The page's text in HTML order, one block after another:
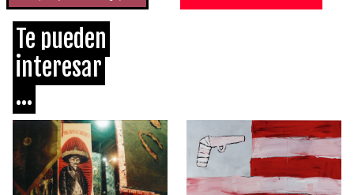
Te pueden
interesar
...